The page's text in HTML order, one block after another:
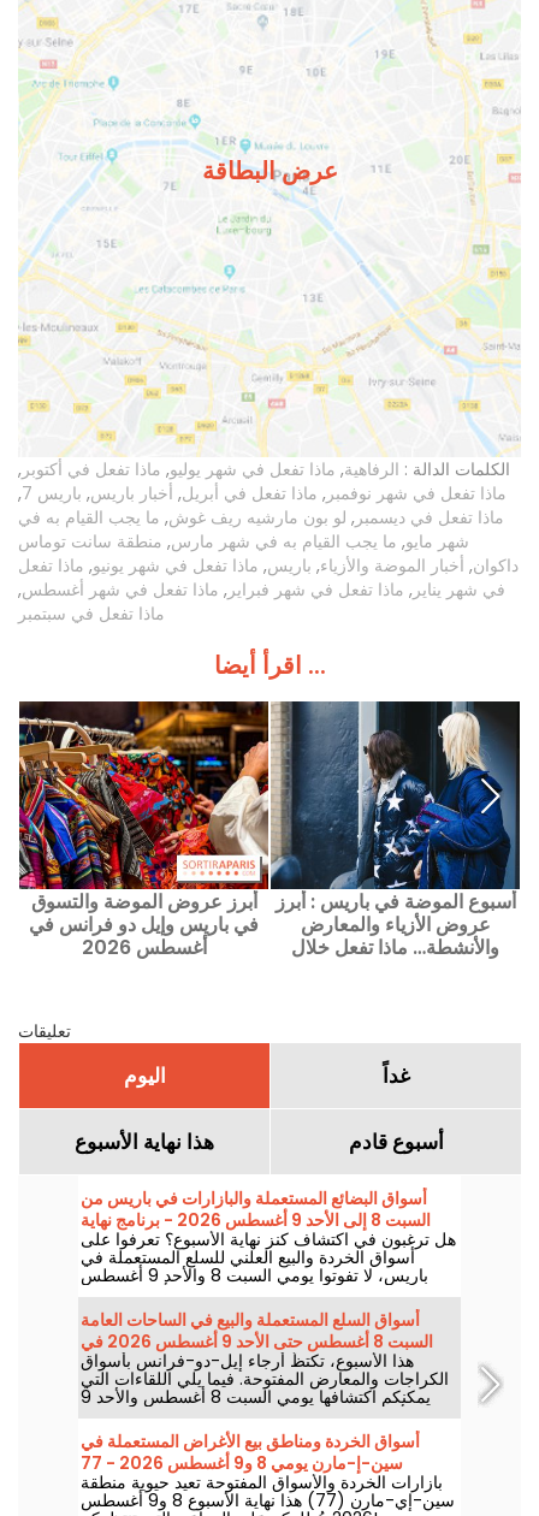
عرض البطاقة
الكلمات الدالة : الرفاهية, ماذا تفعل في شهر يوليو, ماذا تفعل في أكتوبر ,
ماذا تفعل في شهر نوفمبر , ماذا تفعل في أبريل, أخبار باريس, باريس 7
,
ماذا تفعل في ديسمبر , لو بون مارشيه ريف غوش, ما يجب القيام به في
شهر مايو, ما يجب القيام به في شهر مارس, منطقة سانت توماس
داكوان, أخبار الموضة والأزياء, باريس, ماذا تفعل في شهر يونيو, ماذا تفعل
في شهر يناير , ماذا تفعل في شهر فبراير , ماذا تفعل في شهر أغسطس,
ماذا تفعل في سبتمبر
اقرأ أيضا ...
أبرز عروض الموضة والتسوق
في باريس وإيل دو فرانس في
أغسطس 2026
أسبوع الموضة في باريس : أبرز
عروض الأزياء والمعارض
والأنشطة… ماذا تفعل خلال
تعليقات
اليوم غداً
هذا نهاية الأسبوع أسبوع قادم
أسواق البضائع المستعملة والبازارات في باريس من
السبت 8 إلى الأحد 9 أغسطس 2026 - برنامج نهاية
الأسبوع
هل ترغبون في اكتشاف كنز نهاية الأسبوع؟ تعرفوا على
أسواق الخردة والبيع العلني للسلع المستعملة في
باريس، لا تفوتوا يومي السبت 8 والأحد 9 أغسطس
2026 لتعبئة جعبتكم بصفقات رائعة وبأسعار مغرية.
أسواق السلع المستعملة والبيع في الساحات العامة
السبت 8 أغسطس حتى الأحد 9 أغسطس 2026 في
باريس وإقليم إيل دو فرانس - برنامج نهاية الأسبوع
هذا الأسبوع، تكتظّ أرجاء إيل-دو-فرانس بأسواق
الكراجات والمعارض المفتوحة. فيما يلي اللقاءات التي
يمكنكم اكتشافها يومي السبت 8 أغسطس والأحد 9
أغسطس 2026 للبحث والتفتيش وربما اكتشاف
أسواق الخردة ومناطق بيع الأغراض المستعملة في
سين-إ-مارن يومي 8 و9 أغسطس 2026 - 77
بازارات الخردة والأسواق المفتوحة تعيد حيوية منطقة
سين-إي-مارن (77) هذا نهاية الأسبوع 8 و9 أغسطس